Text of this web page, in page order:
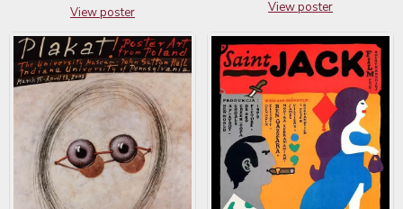
View poster
View poster